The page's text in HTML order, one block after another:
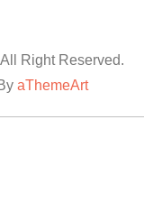
Right Reserved.
aThemeArt